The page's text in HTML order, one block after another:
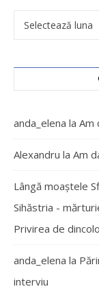
anda_elena la Am
Alexandru la Am
Lângă moaștele
Sihăstria -
Privirea de
anda_elena la
interviu